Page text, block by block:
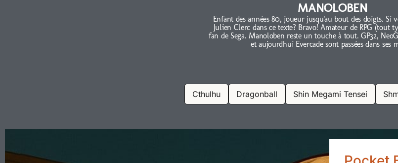
MANOLOBEN
Enfant des années 80, joueur jusqu'au bout des doigts. Si
Julien Clerc dans ce texte? Bravo! Amateur de RPG (tout
fan de Sega. Manoloben reste un touche à tout. GP32,
et aujourdhui Evercade sont passées dans ses
Cthulhu Dragonball Shin Megami Tensei